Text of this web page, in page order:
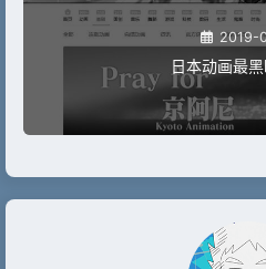
2019-
日本动画最